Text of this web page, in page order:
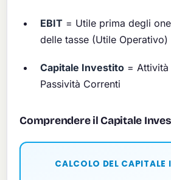
EBIT = Utile prima degli
delle tasse (Utile Operativo)
Capitale Investito = Attività
Passività Correnti
Comprendere il Capitale
CALCOLO DEL CAPITALE